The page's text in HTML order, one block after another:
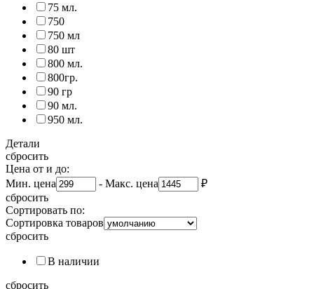
75 мл.
750
750 мл
80 шт
800 мл.
800гр.
90 гр
90 мл.
950 мл.
Детали
сбросить
Цена от и до:
Мин. цена
- Макс. цена
₽
сбросить
Сортировать по:
Сортировка товаров
сбросить
В наличии
сбросить